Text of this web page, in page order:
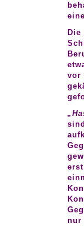
Die
vor
nur